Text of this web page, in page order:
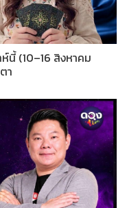
นี้ (10–16 สิงหาคม
า